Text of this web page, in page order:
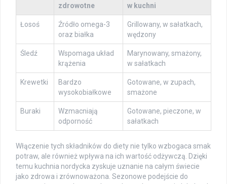
zdrowotne
w kuchni
Łosoś
Źródło omega-3
oraz białka
Grillowany, w sałatkach,
wędzony
Śledź
Wspomaga układ
krążenia
Marynowany, smażony,
w sałatkach
Krewetki
Bardzo
wysokobiałkowe
Gotowane, w zupach,
smażone
Buraki
Wzmacniają
odporność
Gotowane, pieczone, w
sałatkach
Włączenie tych składników do diety nie tylko wzbogaca smak
potraw, ale również wpływa na ich wartość odżywczą. Dzięki
temu kuchnia nordycka zyskuje uznanie na całym świecie
jako zdrowa i zrównoważona. Sezonowe podejście do